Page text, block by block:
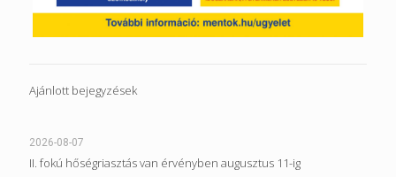
Ajánlott bejegyzések
2026-08-07
II. fokú hőségriasztás van érvényben augusztus 11-ig